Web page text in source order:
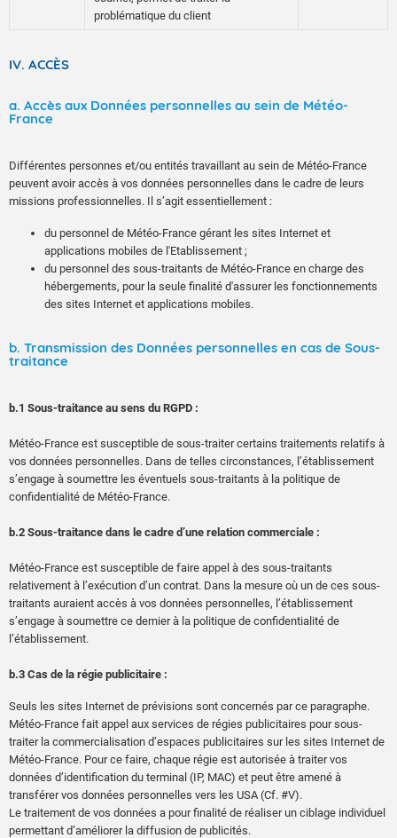
problématique du client
IV. ACCÈS
a. Accès aux Données personnelles au sein de Météo-
France
Différentes personnes et/ou entités travaillant au sein de Météo-France
peuvent avoir accès à vos données personnelles dans le cadre de leurs
missions professionnelles. Il s’agit essentiellement :
du personnel de Météo-France gérant les sites Internet et
applications mobiles de l'Etablissement ;
du personnel des sous-traitants de Météo-France en charge des
hébergements, pour la seule finalité d'assurer les fonctionnements
des sites Internet et applications mobiles.
b. Transmission des Données personnelles en cas de Sous-
traitance
b.1 Sous-traitance au sens du RGPD :
Météo-France est susceptible de sous-traiter certains traitements relatifs à
vos données personnelles. Dans de telles circonstances, l’établissement
s’engage à soumettre les éventuels sous-traitants à la politique de
confidentialité de Météo-France.
b.2 Sous-traitance dans le cadre d’une relation commerciale :
Météo-France est susceptible de faire appel à des sous-traitants
relativement à l’exécution d’un contrat. Dans la mesure où un de ces sous-
traitants auraient accès à vos données personnelles, l’établissement
s’engage à soumettre ce dernier à la politique de confidentialité de
l’établissement.
b.3 Cas de la régie publicitaire :
Seuls les sites Internet de prévisions sont concernés par ce paragraphe.
Météo-France fait appel aux services de régies publicitaires pour sous-
traiter la commercialisation d’espaces publicitaires sur les sites Internet de
Météo-France. Pour ce faire, chaque régie est autorisée à traiter vos
données d’identification du terminal (IP, MAC) et peut être amené à
transférer vos données personnelles vers les USA (Cf. #V).
Le traitement de vos données a pour finalité de réaliser un ciblage individuel
permettant d’améliorer la diffusion de publicités.